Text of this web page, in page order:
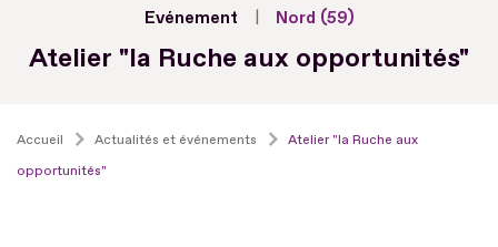
Evénement Nord (59)
Atelier "la Ruche aux opportunités"
Accueil Actualités et événements
Atelier "la Ruche aux
opportunités"